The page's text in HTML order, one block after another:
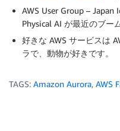
AWS User Group – Japan
Physical AI が最近のブー
好きな AWS サービスは
ラで、動物が好きです。
TAGS: Amazon Aurora, AWS